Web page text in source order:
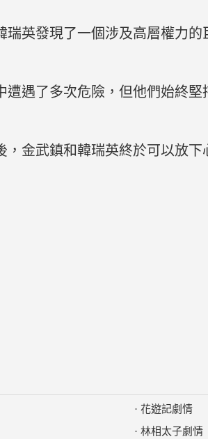
瑞英發現了一個涉及高層權力
遇了多次危險，但他們始終
，金武鎮和韓瑞英終於可以放
· 花遊記劇情
· 林相太子劇情